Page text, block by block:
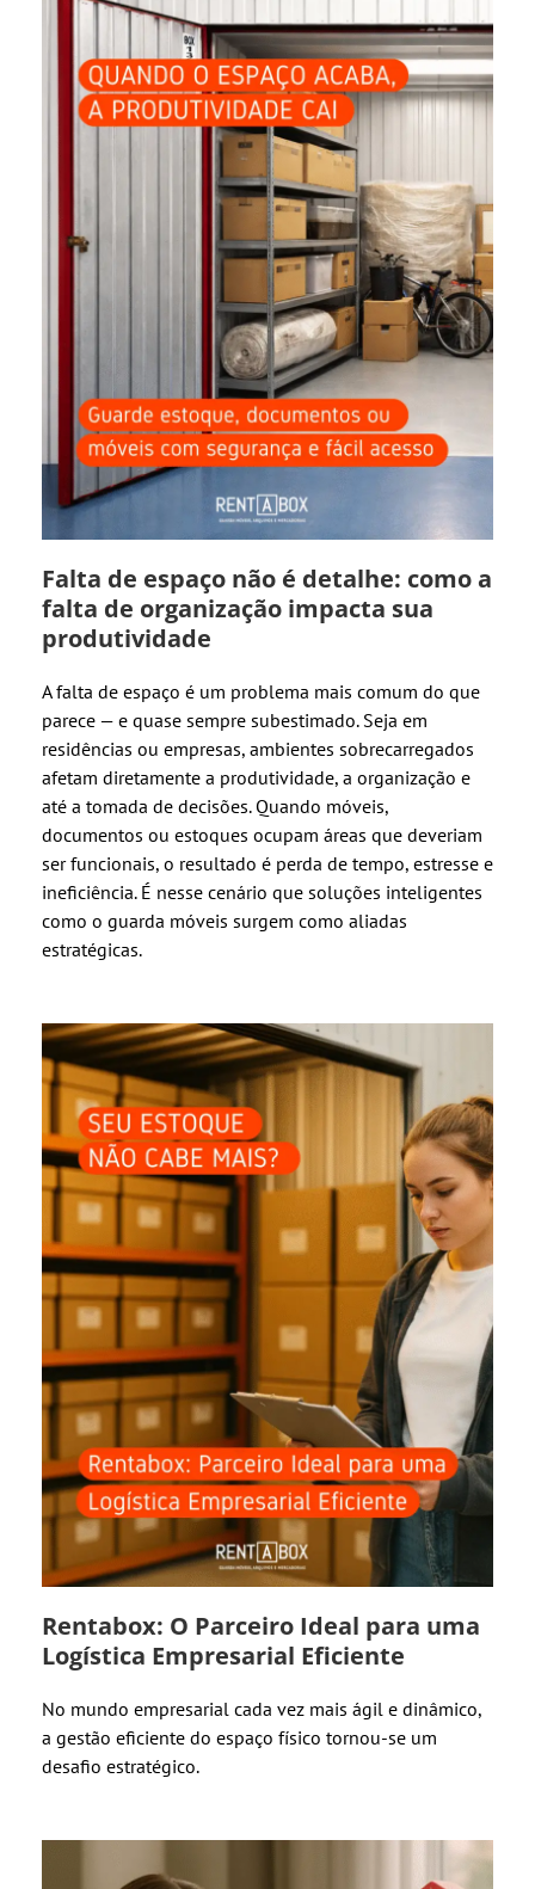
Falta de espaço não é detalhe: como a
falta de organização impacta sua
produtividade
A falta de espaço é um problema mais comum do que
parece — e quase sempre subestimado. Seja em
residências ou empresas, ambientes sobrecarregados
afetam diretamente a produtividade, a organização e
até a tomada de decisões. Quando móveis,
documentos ou estoques ocupam áreas que deveriam
ser funcionais, o resultado é perda de tempo, estresse e
ineficiência. É nesse cenário que soluções inteligentes
como o guarda móveis surgem como aliadas
estratégicas.
Rentabox: O Parceiro Ideal para uma
Logística Empresarial Eficiente
No mundo empresarial cada vez mais ágil e dinâmico,
a gestão eficiente do espaço físico tornou-se um
desafio estratégico.